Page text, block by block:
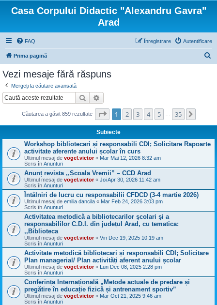
Casa Corpului Didactic "Alexandru Gavra"
Arad
FAQ Autentificare
Înregistrare
Prima pagină
e
Vezi mesaje fără răspuns
Mergeți la căutare avansată
Căutare
Căutarea a găsit 859 rezultate Pagina1 din 35
1 2 3 4 5 35
Subiecte
Workshop bibliotecari și responsabili CDI; Solicitare Rapoarte
activitate aferente anului școlar în curs
Ultimul mesaj de vogel.victor« Mar Mai 12, 2026 8:32 am
Scris în Anunturi
Anunț revista ,,Școala Vremii” – CCD Arad
Ultimul mesaj de vogel.victor« Joi Apr 30, 2026 11:42 am
Scris în Anunturi
Întâlniri de lucru cu responsabilii CFDCD (3-4 martie 2026)
Ultimul mesaj de emilia dancila « Mar Feb 24, 2026 3:03 pm
Scris în Anunturi
Activitatea metodică a bibliotecarilor şcolari şi a
responsabililor C.D.I. din județul Arad, cu tematica:
,,Biblioteca
Ultimul mesaj de vogel.victor« Vin Dec 19, 2025 10:19 am
Scris în Anunturi
Activitate metodică bibliotecari și responsabili CDI; Solicitare
Plan managerial/ Plan activități aferent anului școlar
Ultimul mesaj de vogel.victor« Lun Dec 08, 2025 2:28 pm
Scris în Anunturi
Conferința Internațională „Metode actuale de predare și
pregătire în educație fizică și antrenament sportiv”
Ultimul mesaj de vogel.victor« Mar Oct 21, 2025 9:46 am
Scris în Anunturi